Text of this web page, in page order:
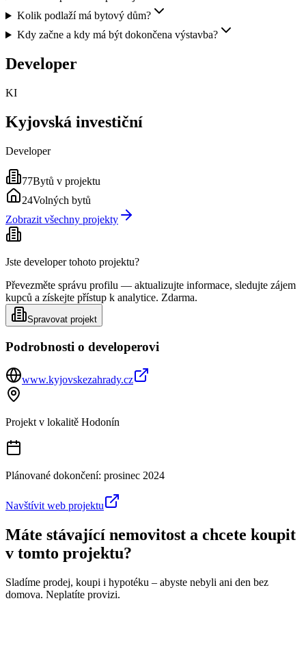
Kolik podlaží má bytový dům?
Kdy začne a kdy má být dokončena výstavba?
Developer
KI
Kyjovská investiční
Developer
77Bytů v projektu
24Volných bytů
Zobrazit všechny projekty
Jste developer tohoto projektu?
Převezměte správu profilu — aktualizujte informace, sledujte zájem
kupců a získejte přístup k analytice. Zdarma.
Spravovat projekt
Podrobnosti o developerovi
www.kyjovskezahrady.cz
Projekt v lokalitě Hodonín
Plánované dokončení: prosinec 2024
Navštívit web projektu
Máte stávající nemovitost a chcete koupit
v tomto projektu?
Sladíme prodej, koupi i hypotéku – abyste nebyli ani den bez
domova. Neplatíte provizi.